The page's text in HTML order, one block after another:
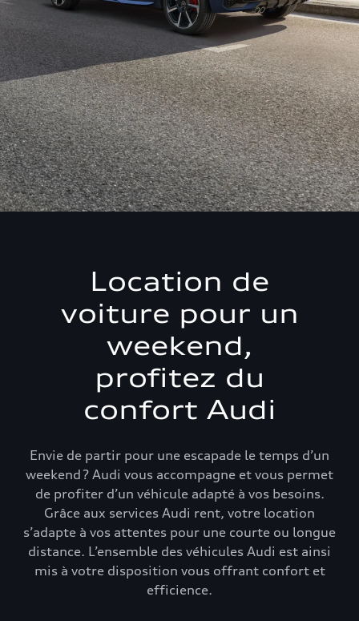
Location de
voiture pour un
weekend,
profitez du
confort Audi
Envie de partir pour une escapade le temps d’un
weekend ? Audi vous accompagne et vous permet
de profiter d’un véhicule adapté à vos besoins.
Grâce aux services Audi rent, votre location
s’adapte à vos attentes pour une courte ou longue
distance. L’ensemble des véhicules Audi est ainsi
mis à votre disposition vous offrant confort et
efficience.